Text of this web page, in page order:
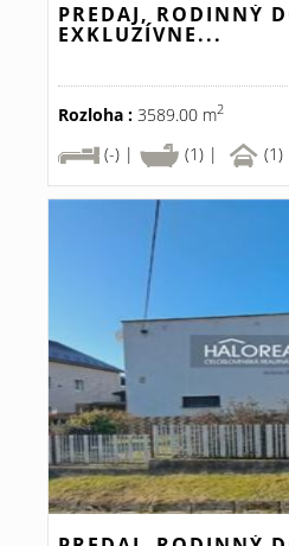
PREDAJ, RODINNÝ
EXKLUZÍVNE...
Rozloha : 3589.00 m2
(-) |
(1) | (1)